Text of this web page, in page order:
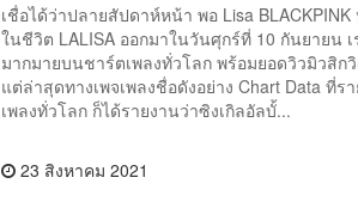
เชื่อได้ว่าปลายสัปดาห์หน้า พอ Lisa
ในชีวิต LALISA ออกมาในวันศุกร์ที่ 10 กันยายน
มากมายบนชาร์ตเพลงทั่วโลก พร้อมยอดวิวมิวสิ
แต่ล่าสุดทางเพจเพลงชื่อดังอย่าง Chart Data ที่
เพลงทั่วโลก ก็ได้รายงานว่าซิงเกิลอัลบั้...
23 สิงหาคม 2021